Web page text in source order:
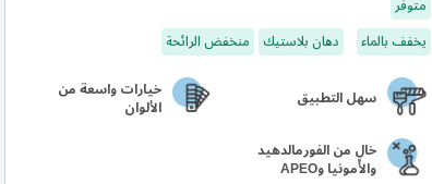
متوفر
يخفف بالماء
دهان بلاستيك منخفض الرائحة
سهل التطبيق خيارات واسعة من
الألوان
خالٍ من الفورمالدهيد
والأمونيا وAPEO